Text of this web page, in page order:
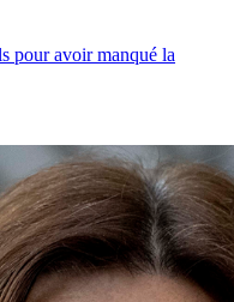
pour avoir manqué la